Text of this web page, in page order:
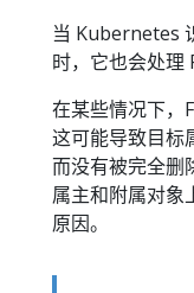
当 Kubernetes
时，它也会处理
在某些情况下，
这可能导致目标
而没有被完全删
属主和附属对象
原因。